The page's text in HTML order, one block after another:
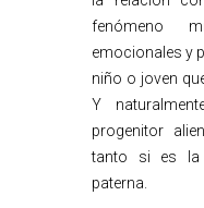
fenómeno
emocionales y
niño o joven
Y
progenitor
tanto si es la
paterna.